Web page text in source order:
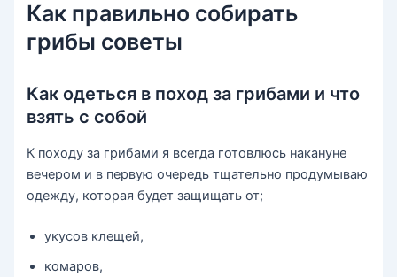
Как правильно собирать
грибы советы
Как одеться в поход за грибами и что
взять с собой
К походу за грибами я всегда готовлюсь накануне
вечером и в первую очередь тщательно продумываю
одежду, которая будет защищать от;
укусов клещей,
комаров,